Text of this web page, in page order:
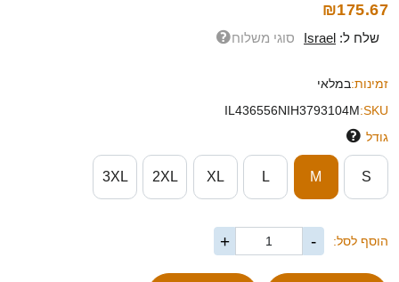
₪175.67
שלח ל: Israel סוגי משלוח
זמינות:במלאי
SKU:
IL436556NIH3793104M
גודל
S
M
L
XL
2XL
3XL
הוסף לסל: -
+